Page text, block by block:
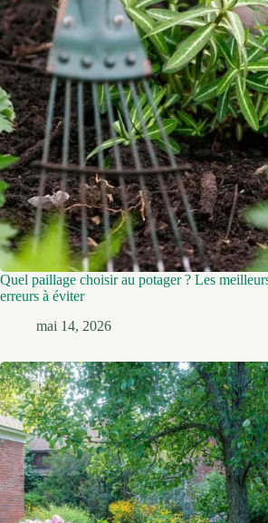
Quel paillage choisir au potager ? Les
erreurs à éviter
mai 14, 2026